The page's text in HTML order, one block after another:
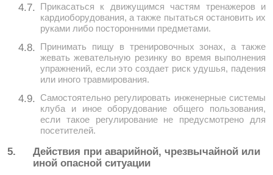
4.7.
Прикасаться к движущимся частям тренажеров и
кардиоборудования, а также пытаться остановить их
руками либо посторонними предметами.
4.8.
Принимать пищу в тренировочных зонах, а также
жевать жевательную резинку во время выполнения
упражнений, если это создает риск удушья, падения
или иного травмирования.
4.9.
Самостоятельно регулировать инженерные системы
клуба и иное оборудование общего пользования,
если такое регулирование не предусмотрено для
посетителей.
5.
Действия при аварийной, чрезвычайной или
иной опасной ситуации